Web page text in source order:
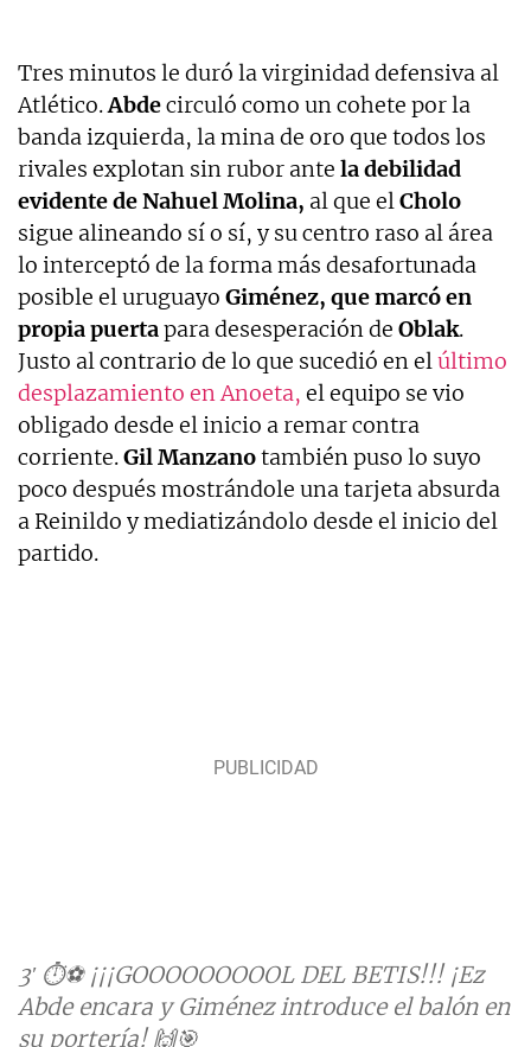
Tres minutos le duró la virginidad defensiva al
Atlético.Abdecirculó como un cohete por la
banda izquierda, la mina de oro que todos los
rivales explotan sin rubor ante la debilidad
evidente de Nahuel Molina, al que elCholo
sigue alineando sí o sí, y su centro raso al área
lo interceptó de la forma más desafortunada
posible el uruguayo Giménez, que marcó en
propia puertapara desesperación de Oblak.
Justo al contrario de lo que sucedió en elúltimo
desplazamiento en Anoeta, el equipo se vio
obligado desde el inicio a remar contra
corriente.Gil Manzanotambién puso lo suyo
poco después mostrándole una tarjeta absurda
a Reinildo y mediatizándolo desde el inicio del
partido.
3′ ⏱⚽️ ¡¡¡GOOOOOOOOOL DEL BETIS!!! ¡Ez
Abde encara y Giménez introduce el balón en
su portería! 🙌🎯